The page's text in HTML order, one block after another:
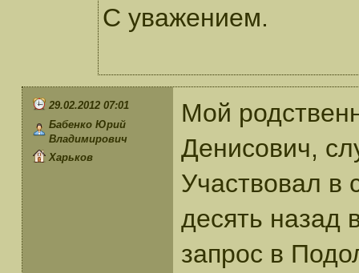
С уважением.
29.02.2012 07:01
Бабенко Юрий
Владимирович
Харьков
Мой
Денисович,
Участвовал в
десять назад
запрос в